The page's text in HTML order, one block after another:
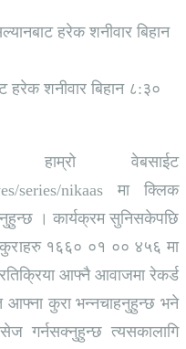
हरेक शनीवार बिहान
हरेक शनीवार बिहान ८:३०
वेबसाईट
series/nikaas मा क्लिक
। कार्यक्रम सुनिसकेपछि
कुराहरु १६६० ०१ ०० ४५६ मा
आफ्नै आवाजमा रेकर्ड
आफ्ना कुरा भन्नचाहनुहुन्छ भने
गर्नसक्नुहुन्छ त्यसकालागि